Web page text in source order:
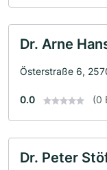
Dr. Arne
Österstraße 6,
0.0 (0
Dr. Peter